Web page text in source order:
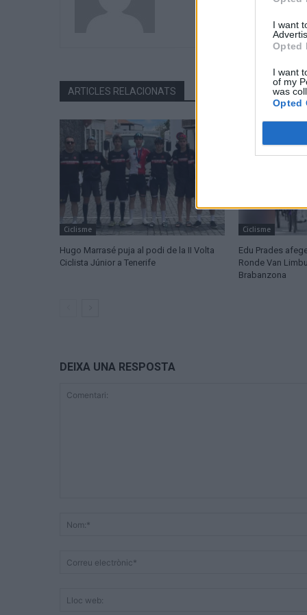
I want
Opted
I want
of my
was
Opted
ARTICLES RELACIONATS
Ciclisme
Hugo Marrasé puja al podi de la II Volta
Ciclista Júnior a Tenerife
Ciclisme
Edu Prades
Ronde Van
Brabanzona
DEIXA UNA RESPOSTA